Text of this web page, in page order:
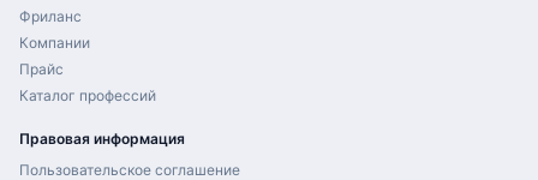
Фриланс
Компании
Прайс
Каталог профессий
Правовая информация
Пользовательское соглашение